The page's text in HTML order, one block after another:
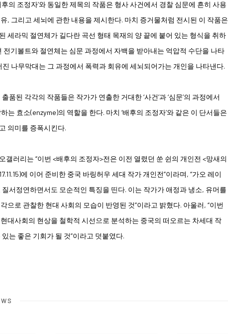
후의 조정자’와 동일한 제목의 작품은 형사 사건에서 경찰 심문에 흔히 사용
, 그리고 세뇌에 관한 내용을 제시한다. 마치 증거물처럼 전시된 이 작품은
세라믹 절연체가 길다란 곡선 형태 목재의 양 끝에 붙어 있는 형식을 취하
전기볼트와 절연체는 심문 과정에서 자백을 받아내는 억압적 수단을 나타
나무막대는 그 과정에서 폭력과 회유에 세뇌되어가는 개인을 나타낸다.
품된 각각의 작품들은 작가가 연출한 거대한 ‘사건’과 ‘심문’의 과정에서
하는 효소(enzyme)의 역할을 한다. 마치 ‘배후의 조정자’와 같은 이 단서들은
의미를 증폭시킨다.
갤러리는 “이번 <배후의 조정자>전은 이전 열렸던 쑨 쉰의 개인전 <망새의
에 이어 준비한 중국 바링허우 세대 작가 개인전”이라며, “가오 레이
서정연하면서도 모순적인 특징을 띤다. 이는 작가가 애정과 냉소, 유머를
으로 관찰한 현대 사회의 모습이 반영된 것”이라고 밝혔다. 아울러, “이번
대사회의 현상을 철학적 시선으로 분석하는 중국의 떠오르는 차세대 작
는 좋은 기회가 될 것”이라고 덧붙였다.